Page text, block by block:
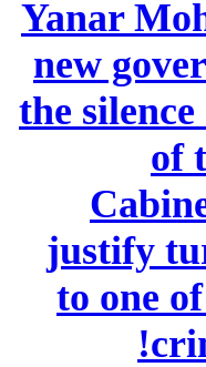
Yanar
new
the
of
justify
to one